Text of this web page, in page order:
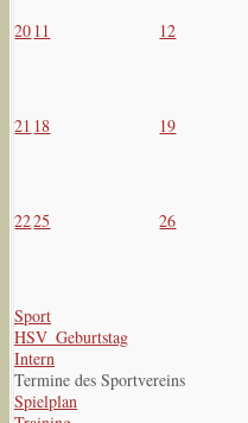
20 11 12
21 18 19
2225 26
Sport
HSV_Geburtstag
Intern
Termine des Sportvereins
Spielplan